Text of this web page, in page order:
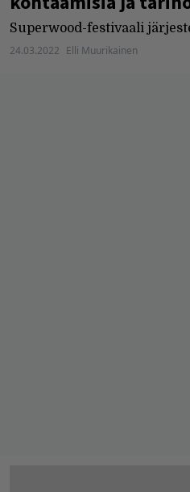
Superwood-festivaali
24.03.2022 Elli Muurikainen